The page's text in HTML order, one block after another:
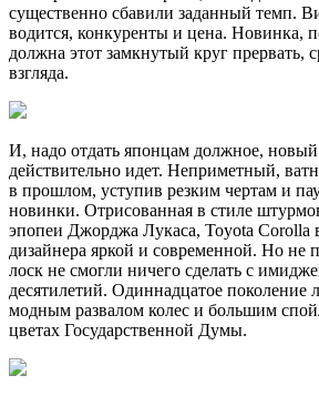
существенно сбавили заданный темп.
водится, конкуренты и цена. Новинка,
должна этот замкнутый круг прервать,
взгляда.
И, надо отдать японцам должное,
действительно идет. Неприметный,
в прошлом, уступив резким чертам и
новинки. Отрисованная в стиле
эпопеи Джорджа Лукаса, Toyota Corolla
дизайнера яркой и современной. Но не
лоск не смогли ничего сделать с
десятилетий. Одиннадцатое поколение
модным развалом колес и большим
цветах Государственной Думы.